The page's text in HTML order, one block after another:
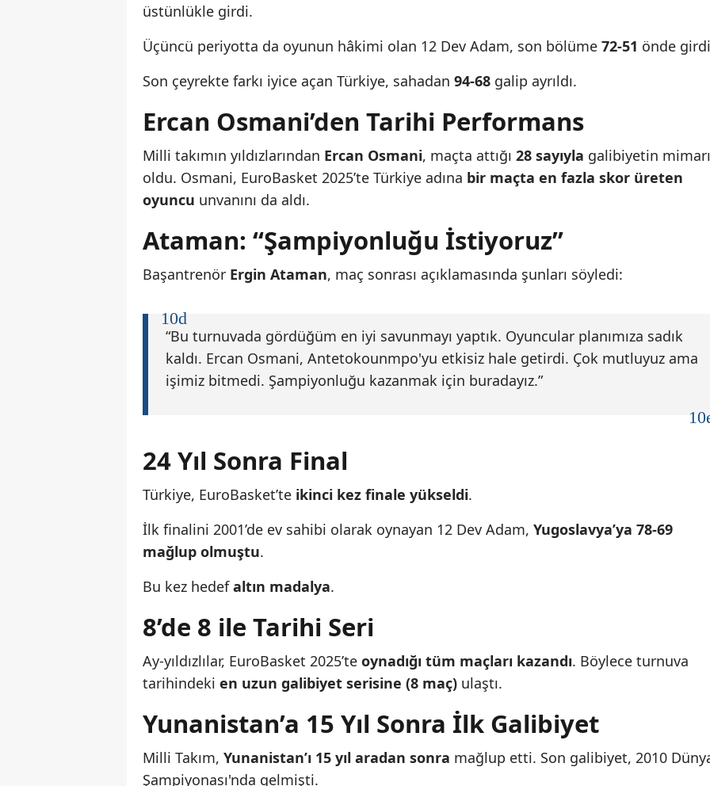
üstünlükle girdi.
Üçüncü periyotta da oyunun hâkimi olan 12 Dev Adam, son bölüme 72-51 önde
Son çeyrekte farkı iyice açan Türkiye, sahadan 94-68 galip ayrıldı.
Ercan Osmani’den Tarihi Performans
Milli takımın yıldızlarından Ercan Osmani, maçta attığı 28 sayıyla galibiyetin mimarı
oldu. Osmani, EuroBasket 2025’te Türkiye adına bir maçta en fazla skor üreten
oyuncu unvanını da aldı.
Ataman: “Şampiyonluğu İstiyoruz”
Başantrenör Ergin Ataman, maç sonrası açıklamasında şunları söyledi:
“Bu turnuvada gördüğüm en iyi savunmayı yaptık. Oyuncular planımıza sadık
kaldı. Ercan Osmani, Antetokounmpo'yu etkisiz hale getirdi. Çok mutluyuz ama
işimiz bitmedi. Şampiyonluğu kazanmak için buradayız.”
24 Yıl Sonra Final
Türkiye, EuroBasket’te ikinci kez finale yükseldi.
İlk finalini 2001’de ev sahibi olarak oynayan 12 Dev Adam, Yugoslavya’ya 78-69
mağlup olmuştu.
Bu kez hedefaltın madalya.
8’de 8 ile Tarihi Seri
Ay-yıldızlılar, EuroBasket 2025’te oynadığı tüm maçları kazandı. Böylece turnuva
tarihindeki en uzun galibiyet serisine (8 maç) ulaştı.
Yunanistan’a 15 Yıl Sonra İlk Galibiyet
Milli Takım, Yunanistan’ı 15 yıl aradan sonra mağlup etti. Son galibiyet, 2010
Şampiyonası'nda gelmişti.